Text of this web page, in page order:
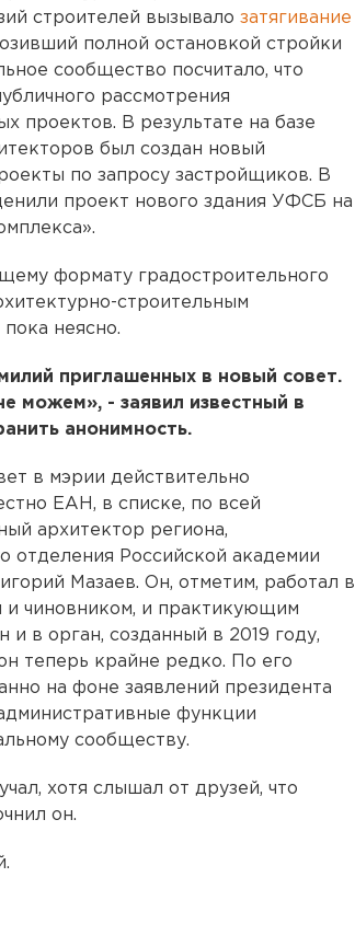
строителей вызывало затягивание
полной остановкой стройки
сообщество посчитало, что
рассмотрения
проектов. В результате на базе
был создан новый
по запросу застройщиков. В
проект нового здания УФСБ на
формату градостроительного
строительным
неясно.
приглашенных в новый совет.
можем», - заявил известный в
анонимность.
в мэрии действительно
ЕАН, в списке, по всей
архитектор региона,
отделения Российской академии
Мазаев. Он, отметим, работал в
и чиновником, и практикующим
и в орган, созданный в 2019 году,
теперь крайне редко. По его
на фоне заявлений президента
функции
сообществу.
хотя слышал от друзей, что
он.